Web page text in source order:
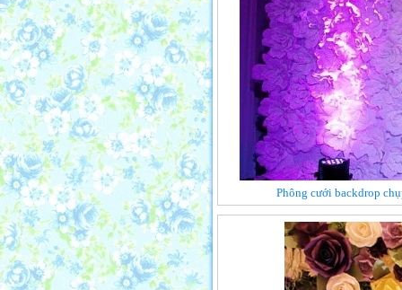
Phông cưới backdrop